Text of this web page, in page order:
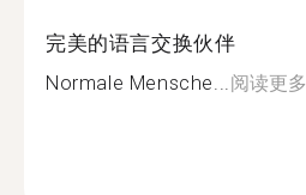
完美的语言交换伙伴
Normale Mensche...阅读更多